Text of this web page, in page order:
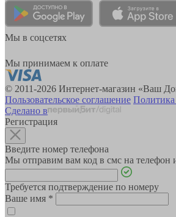
Мы в соцсетях
Мы принимаем к оплате
© 2011-2026 Интернет-магазин «Ваш
Пользовательское соглашение Политика
Сделано в
Регистрация
Введите номер телефона
Мы отправим вам код в смс на телефон
Требуется подтверждение по номеру
Ваше имя *